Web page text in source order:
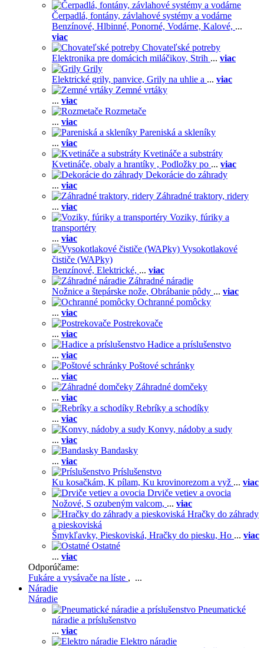
Čerpadlá, fontány, závlahové systémy a vodárne
Benzínové, Hlbinné, Ponorné, Vodárne, Kalové, ...
viac
Chovateľské potreby
Elektronika pre domácich miláčikov, Strih ... viac
Grily
Elektrické grily, panvice, Grily na uhlie a ... viac
Zemné vrtáky
... viac
Rozmetače
... viac
Pareniská a skleníky
... viac
Kvetináče a substráty
Kvetináče, obaly a hrantíky , Podložky po ... viac
Dekorácie do záhrady
... viac
Záhradné traktory, ridery
... viac
Voziky, fúriky a
transportéry
... viac
Vysokotlakové
čističe (WAPky)
Benzínové, Elektrické, ... viac
Záhradné náradie
Nožnice a štepárske nože, Obrábanie pôdy ... viac
Ochranné pomôcky
... viac
Postrekovače
... viac
Hadice a príslušenstvo
... viac
Poštové schránky
... viac
Záhradné domčeky
... viac
Rebríky a schodíky
... viac
Konvy, nádoby a sudy
... viac
Bandasky
... viac
Príslušenstvo
Ku kosačkám, K pílam, Ku krovinorezom a vyž ... viac
Drviče vetiev a ovocia
Nožové, S ozubeným valcom, ... viac
Hračky do záhrady
a pieskoviská
Šmykľavky, Pieskoviská, Hračky do piesku, Ho ... viac
Ostatné
... viac
Odporúčame:
Fukáre a vysávače na líste , ...
Náradie
Náradie
Pneumatické
náradie a príslušenstvo
... viac
Elektro náradie